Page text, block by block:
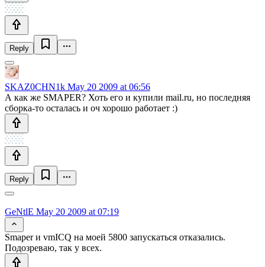
Reply
SKAZ0CHN1k May 20 2009 at 06:56
А как же SMAPER? Хоть его и купили mail.ru, но последняя
сборка-то осталась и оч хорошо работает :)
Reply
GeNtlE May 20 2009 at 07:19
Smaper и vmICQ на моей 5800 запускаться отказались.
Подозреваю, так у всех.